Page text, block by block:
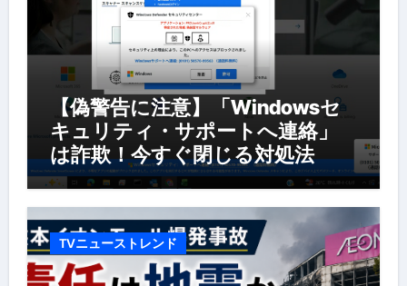
【偽警告に注意】「Windowsセ
キュリティ・サポートへ連絡」
は詐欺！今すぐ閉じる対処法
TVニューストレンド